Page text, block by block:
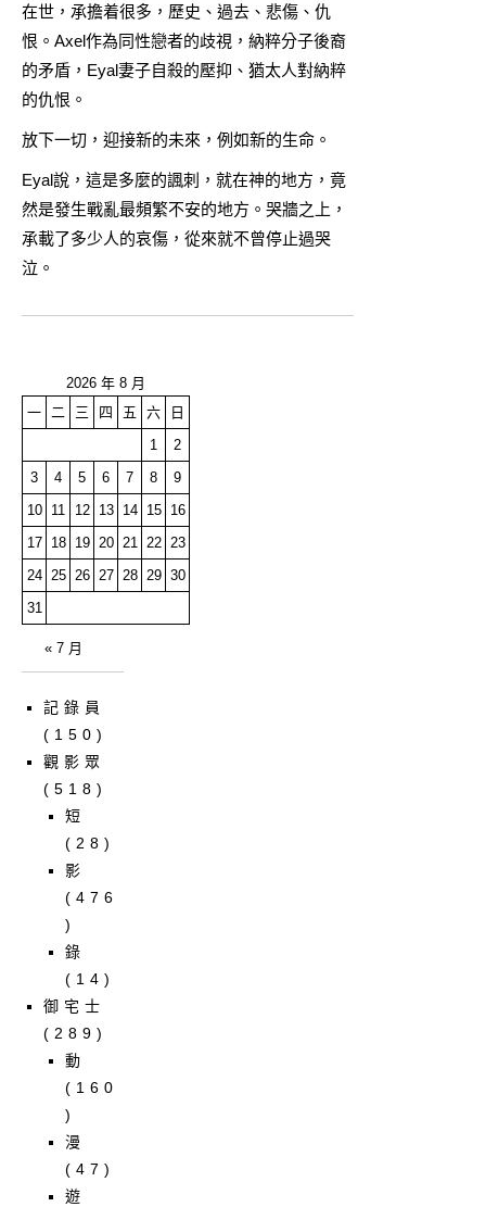
在世，承擔着很多，歷史、過去、悲傷、仇
恨。Axel作為同性戀者的歧視，納粹分子後裔
的矛盾，Eyal妻子自殺的壓抑、猶太人對納粹
的仇恨。
放下一切，迎接新的未來，例如新的生命。
Eyal說，這是多麼的諷刺，就在神的地方，竟
然是發生戰亂最頻繁不安的地方。哭牆之上，
承載了多少人的哀傷，從來就不曾停止過哭
泣。
2026 年 8 月
一
二 三 四 五 六
日
1
2
3
4 5 6 7 8
9
10
11 12 13 14 15
16
17
18 19 20 21 22
23
24
25 26 27 28 29 30
31
« 7 月
記錄員
(150)
觀影眾
(518)
短
(28)
影
(476
)
錄
(14)
御宅士
(289)
動
(160
)
漫
(47)
遊